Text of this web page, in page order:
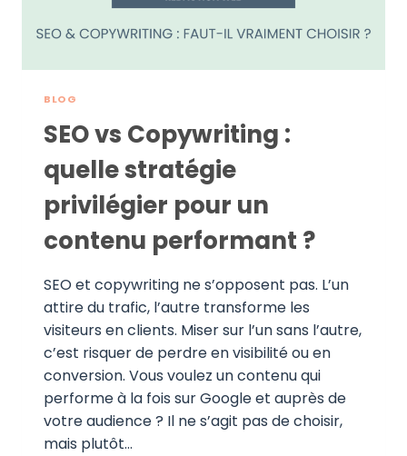
?
BLOG
SEO vs Copywriting :
quelle stratégie
privilégier pour un
contenu performant ?
SEO et copywriting ne s’opposent pas. L’un
attire du trafic, l’autre transforme les
visiteurs en clients. Miser sur l’un sans l’autre,
c’est risquer de perdre en visibilité ou en
conversion. Vous voulez un contenu qui
performe à la fois sur Google et auprès de
votre audience ? Il ne s’agit pas de choisir,
mais plutôt…